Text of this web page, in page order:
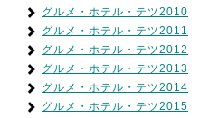
グルメ・ホテル・テツ2010
グルメ・ホテル・テツ2011
グルメ・ホテル・テツ2012
グルメ・ホテル・テツ2013
グルメ・ホテル・テツ2014
グルメ・ホテル・テツ2015